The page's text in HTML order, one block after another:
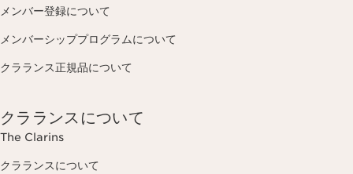
メンバー登録について
メンバーシッププログラムについて
クラランス正規品について
クラランスについて
The Clarins
クラランスについて